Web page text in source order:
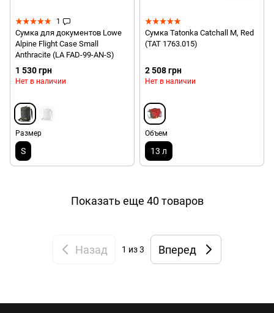
1
Сумка для документов Lowe
Alpine Flight Case Small
Anthracite (LA FAD-99-AN-S)
1 530 грн
Нет в наличии
Размер
S
Сумка Tatonka Catchall M, Red
(TAT 1763.015)
2 508 грн
Нет в наличии
Объем
13 л
Показать еще 40 товаров
Назад 1 из 3 Вперед